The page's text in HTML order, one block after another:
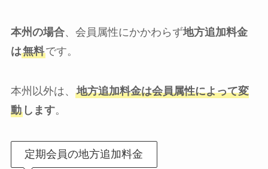
本州の場合、会員属性にかかわらず地方追加料金
は無料です。
本州以外は、 地方追加料金は会員属性によって変
動します。
定期会員の地方追加料金